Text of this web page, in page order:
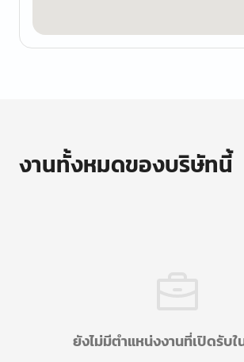
งานทั้งหมดของบริษัทนี้
ยังไม่มีตำแหน่งงานที่เปิดรับ